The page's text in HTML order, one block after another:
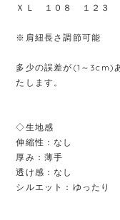
ＸＬ １０８ １２３
※肩紐長さ調節可能
多少の誤差が(1～3cm)
たします。
◇生地感
伸縮性：なし
厚み：薄手
透け感：なし
シルエット：ゆったり